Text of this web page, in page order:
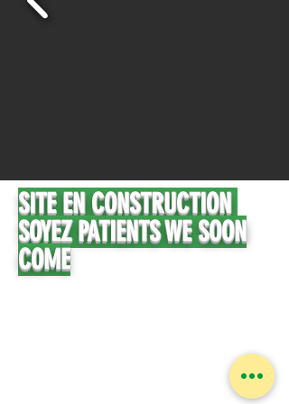
SITE EN CONSTRUCTION
SOYEZ PATIENTS WE SOON
COME